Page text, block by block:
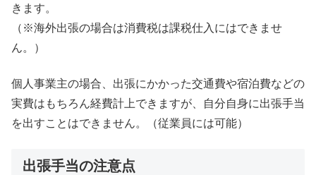
きます。
（※海外出張の場合は消費税は課税仕入にはできませ
ん。）
個人事業主の場合、出張にかかった交通費や宿泊費などの
実費はもちろん経費計上できますが、自分自身に出張手当
を出すことはできません。（従業員には可能）
出張手当の注意点